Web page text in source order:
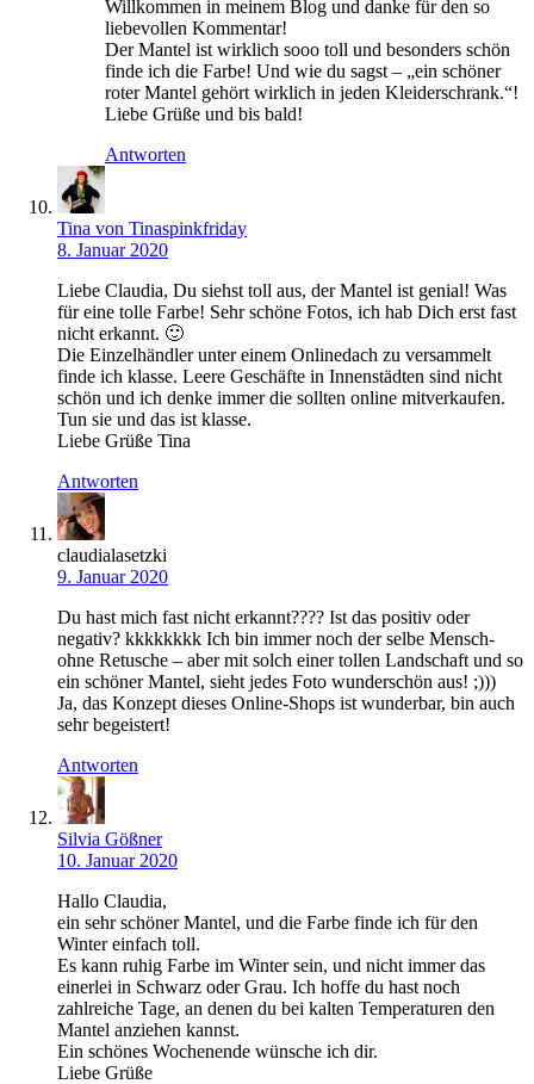
Willkommen in meinem Blog und danke für den so
liebevollen Kommentar!
Der Mantel ist wirklich sooo toll und besonders schön
finde ich die Farbe! Und wie du sagst – „ein schöner
roter Mantel gehört wirklich in jeden Kleiderschrank.“!
Liebe Grüße und bis bald!
Antworten
Tina von Tinaspinkfriday
8. Januar 2020
Liebe Claudia, Du siehst toll aus, der Mantel ist genial! Was
für eine tolle Farbe! Sehr schöne Fotos, ich hab Dich erst fast
nicht erkannt. 🙂
Die Einzelhändler unter einem Onlinedach zu versammelt
finde ich klasse. Leere Geschäfte in Innenstädten sind nicht
schön und ich denke immer die sollten online mitverkaufen.
Tun sie und das ist klasse.
Liebe Grüße Tina
Antworten
claudialasetzki
9. Januar 2020
Du hast mich fast nicht erkannt???? Ist das positiv oder
negativ? kkkkkkkk Ich bin immer noch der selbe Mensch-
ohne Retusche – aber mit solch einer tollen Landschaft und so
ein schöner Mantel, sieht jedes Foto wunderschön aus! ;)))
Ja, das Konzept dieses Online-Shops ist wunderbar, bin auch
sehr begeistert!
Antworten
Silvia Gößner
10. Januar 2020
Hallo Claudia,
ein sehr schöner Mantel, und die Farbe finde ich für den
Winter einfach toll.
Es kann ruhig Farbe im Winter sein, und nicht immer das
einerlei in Schwarz oder Grau. Ich hoffe du hast noch
zahlreiche Tage, an denen du bei kalten Temperaturen den
Mantel anziehen kannst.
Ein schönes Wochenende wünsche ich dir.
Liebe Grüße